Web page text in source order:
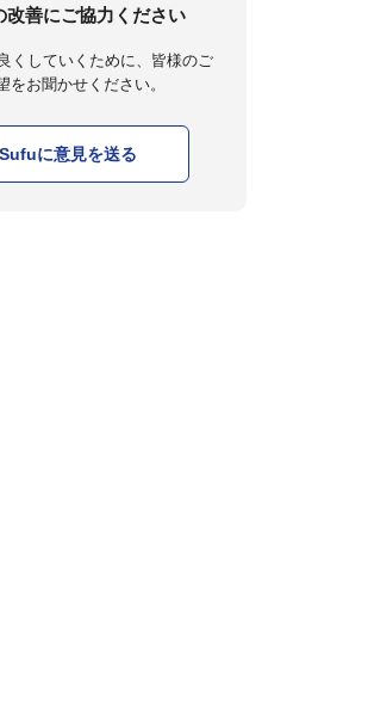
改善にご協力ください
くしていくために、皆様のご
をお聞かせください。
Sufuに意見を送る